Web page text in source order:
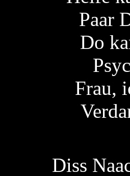
Paar
Do
Frau,
Diss